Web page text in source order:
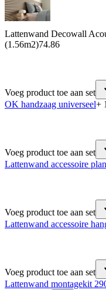
Lattenwand Decowall
(1.56m2)74.86
Voeg product toe aan set
OK handzaag universeel+
Voeg product toe aan set
Lattenwand accessoire
Voeg product toe aan set
Lattenwand accessoire
Voeg product toe aan set
Lattenwand montagekit